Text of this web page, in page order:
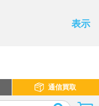
表示
通信買取